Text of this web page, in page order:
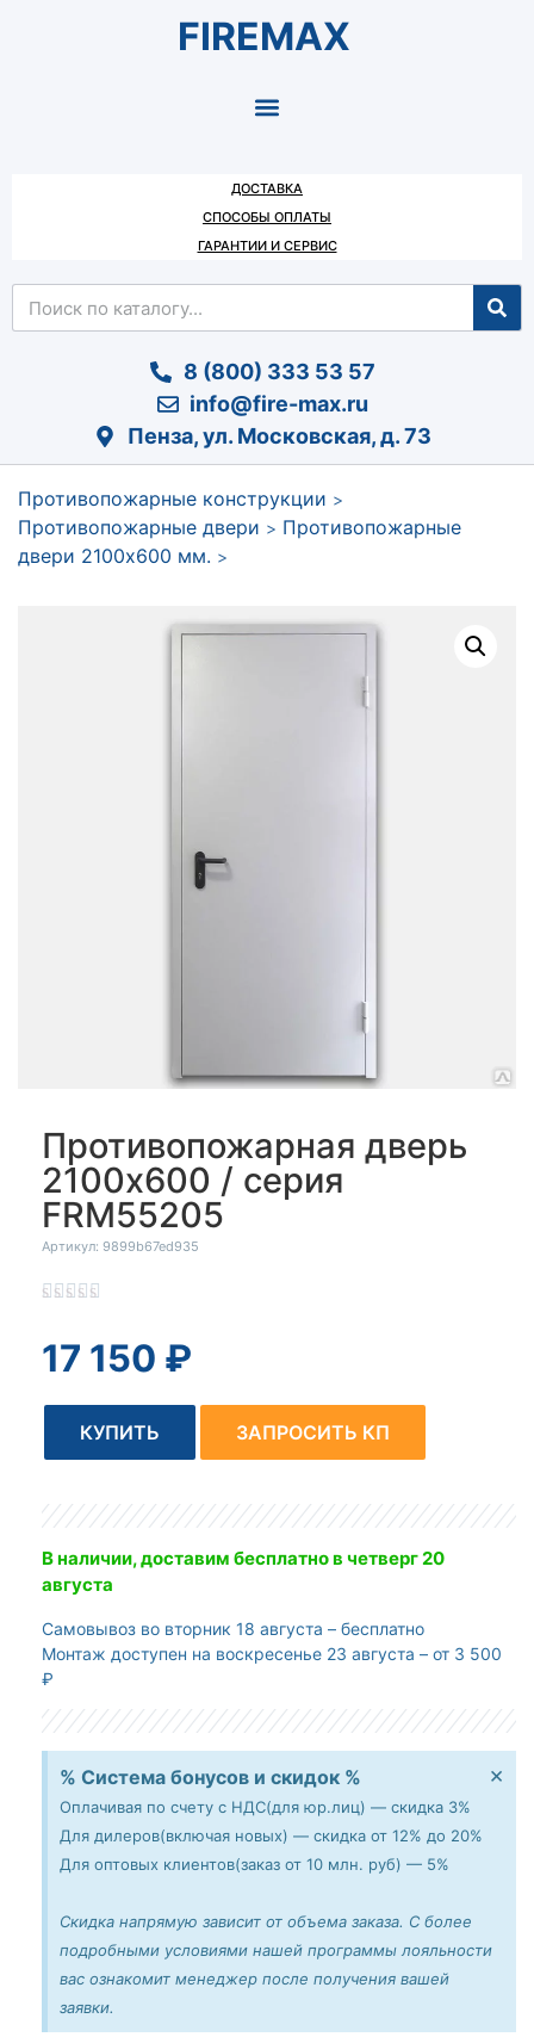
FIREMAX
ДОСТАВКА
СПОСОБЫ ОПЛАТЫ
ГАРАНТИИ И СЕРВИС
8 (800) 333 53 57
info@fire-max.ru
Пенза, ул. Московская, д. 73
Противопожарные конструкции >
Противопожарные двери > Противопожарные
двери 2100x600 мм. >
Противопожарная дверь
2100x600 / серия
FRM55205
Артикул: 9899b67ed935
    
17 150 ₽
КУПИТЬ ЗАПРОСИТЬ КП
В наличии, доставим бесплатнов четверг 20
августа
Самовывоз во вторник 18 августа – бесплатно
Монтаж доступен на воскресенье 23 августа – от 3 500
₽
% Система бонусов и скидок %
Оплачивая по счету с НДС(для юр.лиц) — скидка 3%
Для дилеров(включая новых) — скидка от 12% до 20%
Для оптовых клиентов(заказ от 10 млн. руб) — 5%
Скидка напрямую зависит от объема заказа. С более
подробными условиями нашей программы лояльности
вас ознакомит менеджер после получения вашей
заявки.
×